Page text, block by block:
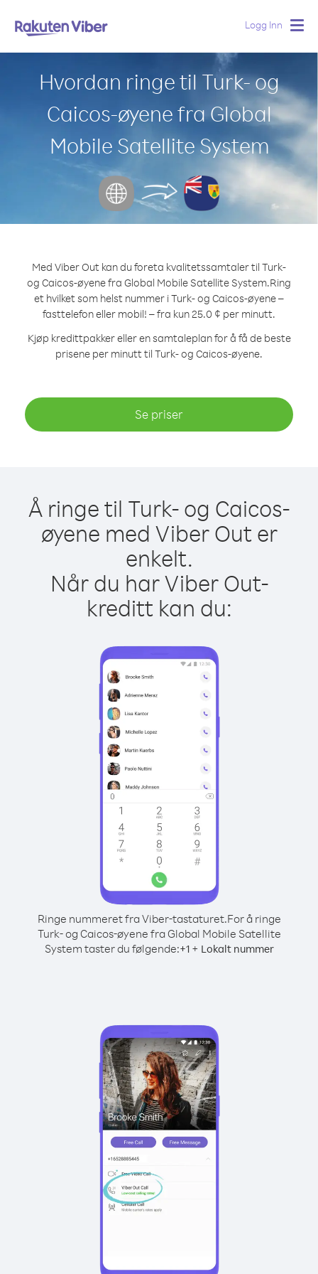
Logg Inn
Hvordan ringe til Turk- og
Caicos-øyene fra Global
Mobile Satellite System
Med Viber Out kan du foreta kvalitetssamtaler til Turk-
og Caicos-øyene fra Global Mobile Satellite System.Ring
et hvilket som helst nummer i Turk- og Caicos-øyene –
fasttelefon eller mobil! – fra kun 25.0 ¢ per minutt.
Kjøp kredittpakker eller en samtaleplan for å få de beste
prisene per minutt til Turk- og Caicos-øyene.
Se priser
Å ringe til Turk- og Caicos-
øyene med Viber Out er
enkelt.
Når du har Viber Out-
kreditt kan du:
Ringe nummeret fra Viber-tastaturet.For å ringe
Turk- og Caicos-øyene fra Global Mobile Satellite
System taster du følgende:+1+ Lokalt nummer